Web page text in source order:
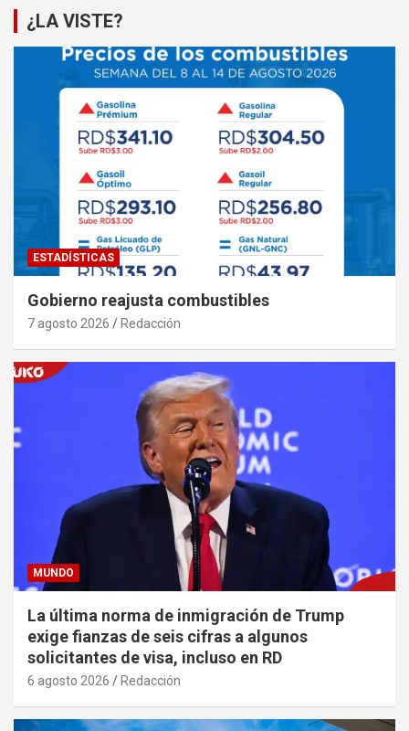
¿LA VISTE?
ESTADÍSTICAS
Gobierno reajusta combustibles
7 agosto 2026 Redacción
MUNDO
La última norma de inmigración de Trump
exige fianzas de seis cifras a algunos
solicitantes de visa, incluso en RD
6 agosto 2026 Redacción